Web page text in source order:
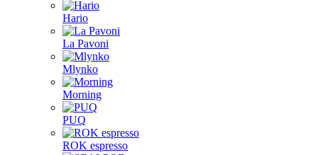
Hario
La Pavoni
Mlynko
Morning
PUQ
ROK espresso